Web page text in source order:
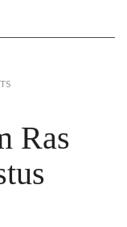
Ras